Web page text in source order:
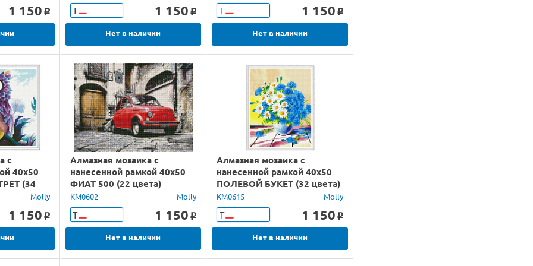
1 150 o Т 1 150 o
Нет в наличии
Т 1 150 o
Нет в наличии
с
40х50
(34
Molly
1 150 o
Алмазная мозаика с
нанесенной рамкой 40х50
ФИАТ 500 (22 цвета)
KM0602 Molly
Т 1 150 o
Нет в наличии
Алмазная мозаика с
нанесенной рамкой 40х50
ПОЛЕВОЙ БУКЕТ (32 цвета)
KM0615 Molly
Т 1 150 o
Нет в наличии